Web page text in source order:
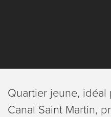
Quartier jeune, idéal
Canal Saint Martin,